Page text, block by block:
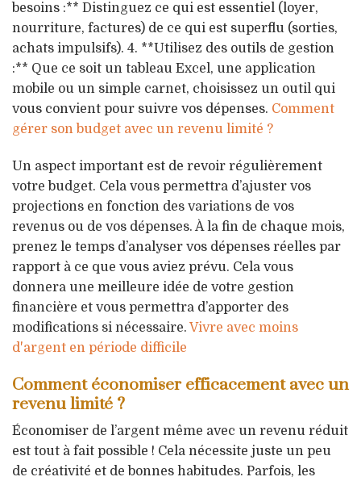
besoins :** Distinguez ce qui est essentiel (loyer,
nourriture, factures) de ce qui est superflu (sorties,
achats impulsifs). 4. **Utilisez des outils de gestion
:** Que ce soit un tableau Excel, une application
mobile ou un simple carnet, choisissez un outil qui
vous convient pour suivre vos dépenses. Comment
gérer son budget avec un revenu limité ?
Un aspect important est de revoir régulièrement
votre budget. Cela vous permettra d’ajuster vos
projections en fonction des variations de vos
revenus ou de vos dépenses. À la fin de chaque mois,
prenez le temps d’analyser vos dépenses réelles par
rapport à ce que vous aviez prévu. Cela vous
donnera une meilleure idée de votre gestion
financière et vous permettra d’apporter des
modifications si nécessaire. Vivre avec moins
d'argent en période difficile
Comment économiser efficacement avec un
revenu limité ?
Économiser de l’argent même avec un revenu réduit
est tout à fait possible ! Cela nécessite juste un peu
de créativité et de bonnes habitudes. Parfois, les